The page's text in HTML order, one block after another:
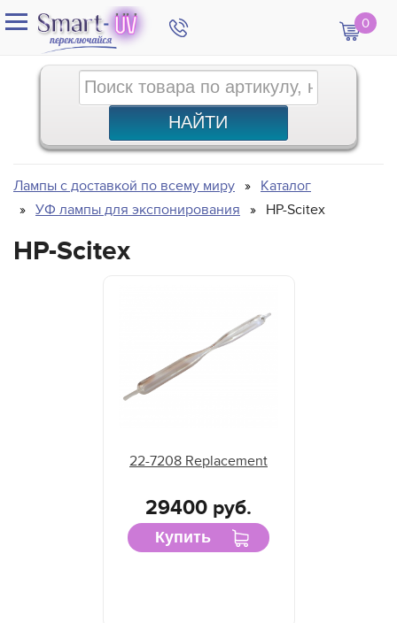
0
Лампы с доставкой по всему миру
Каталог
УФ лампы для экспонирования
HP-Scitex
HP-Scitex
22-7208 Replacement
29400 руб.
Купить